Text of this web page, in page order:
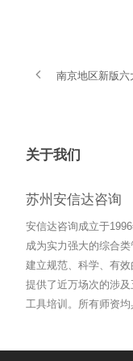
南京地区新版
关于我们
苏州安信达咨询
安信达咨询成立于
成为实力强大的综合
建立规范、科学、有
提供了近万场次的涉
工具培训。所有师资